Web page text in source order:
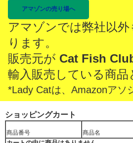
アマゾンの売り場へ
アマゾンでは弊社以
ります。
販売元が Cat Fish
輸入販売している商品
*Lady Catは、Amazonアソ
ショッピングカート
商品番号 商品名